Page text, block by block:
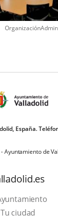
España.
Ayuntamiento de
Tu ciudad